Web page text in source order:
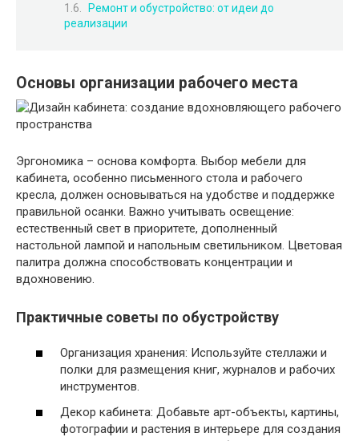
Ремонт и обустройство: от идеи до
реализации
Основы организации рабочего места
Эргономика – основа комфорта. Выбор мебели для
кабинета, особенно письменного стола и рабочего
кресла, должен основываться на удобстве и поддержке
правильной осанки. Важно учитывать освещение:
естественный свет в приоритете, дополненный
настольной лампой и напольным светильником. Цветовая
палитра должна способствовать концентрации и
вдохновению.
Практичные советы по обустройству
Организация хранения: Используйте стеллажи и
полки для размещения книг, журналов и рабочих
инструментов.
Декор кабинета: Добавьте арт-объекты, картины,
фотографии и растения в интерьере для создания